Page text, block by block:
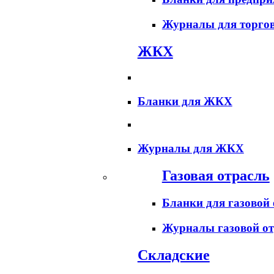
Журналы для
ЖКХ
Бланки для ЖКХ
Журналы для ЖКХ
Газовая отрасль
Бланки для газовой
Журналы газовой
Складские